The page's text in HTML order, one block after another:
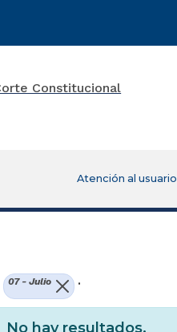
Atención al usuario
07 - Julio .
No hay resultados.